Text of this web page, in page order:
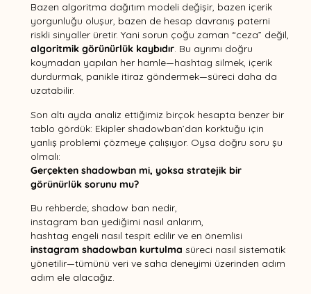
Bazen algoritma dağıtım modeli değişir, bazen içerik
yorgunluğu oluşur, bazen de hesap davranış paterni
riskli sinyaller üretir. Yani sorun çoğu zaman “ceza” değil,
algoritmik görünürlük kaybıdır. Bu ayrımı doğru
koymadan yapılan her hamle—hashtag silmek, içerik
durdurmak, panikle itiraz göndermek—süreci daha da
uzatabilir.
Son altı ayda analiz ettiğimiz birçok hesapta benzer bir
tablo gördük: Ekipler shadowban’dan korktuğu için
yanlış problemi çözmeye çalışıyor. Oysa doğru soru şu
olmalı:
Gerçekten shadowban mi, yoksa stratejik bir
görünürlük sorunu mu?
Bu rehberde; shadow ban nedir,
instagram ban yediğimi nasıl anlarım,
hashtag engeli nasıl tespit edilir ve en önemlisi
instagram shadowban kurtulma süreci nasıl sistematik
yönetilir—tümünü veri ve saha deneyimi üzerinden adım
adım ele alacağız.